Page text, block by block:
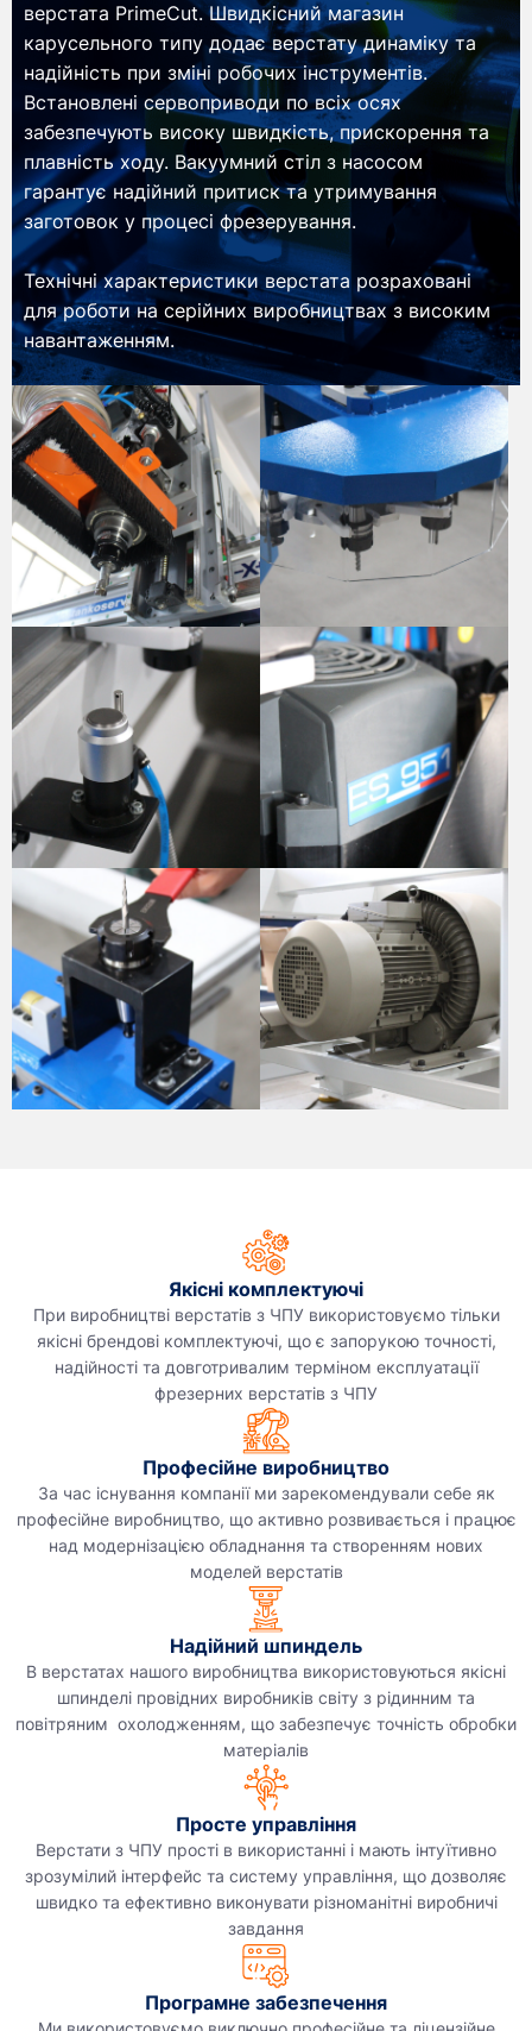
верстата PrimeCut. Швидкісний магазин
карусельного типу додає верстату динаміку та
надійність при зміні робочих інструментів.
Встановлені сервоприводи по всіх осях
забезпечують високу швидкість, прискорення та
плавність ходу. Вакуумний стіл з насосом
гарантує надійний притиск та утримування
заготовок у процесі фрезерування.
Технічні характеристики верстата розраховані
для роботи на серійних виробництвах з високим
навантаженням.
Якісні комплектуючі
При виробництві верстатів з ЧПУ використовуємо тільки
якісні брендові комплектуючі, що є запорукою точності,
надійності та довготривалим терміном експлуатації
фрезерних верстатів з ЧПУ
Професійне виробництво
За час існування компанії ми зарекомендували себе як
професійне виробництво, що активно розвивається і працює
над модернізацією обладнання та створенням нових
моделей верстатів
Надійний шпиндель
В верстатах нашого виробництва використовуються якісні
шпинделі провідних виробників світу з рідинним та
повітряним охолодженням, що забезпечує точність обробки
матеріалів
Просте управління
Верстати з ЧПУ прості в використанні і мають інтуїтивно
зрозумілий інтерфейс та систему управління, що дозволяє
швидко та ефективно виконувати різноманітні виробничі
завдання
Програмне забезпечення